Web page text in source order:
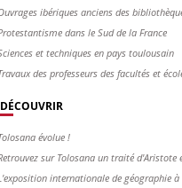
ibériques anciens des
dans le Sud de la France
et techniques en pays toulousain
des professeurs des facultés et
DÉCOUVRIR
évolue !
sur Tolosana un traité d'Aristote
internationale de géographie à